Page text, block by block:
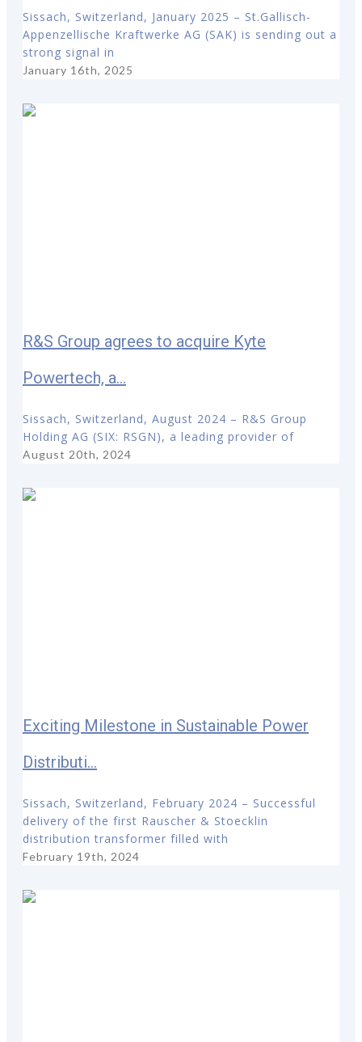
Sissach, Switzerland, January 2025 – St.Gallisch-
Appenzellische Kraftwerke AG (SAK) is sending out a
strong signal in
January 16th, 2025
R&S Group agrees to acquire Kyte
Powertech, a...
Sissach, Switzerland, August 2024 – R&S Group
Holding AG (SIX: RSGN), a leading provider of
August 20th, 2024
Exciting Milestone in Sustainable Power
Distributi...
Sissach, Switzerland, February 2024 – Successful
delivery of the first Rauscher & Stoecklin
distribution transformer filled with
February 19th, 2024